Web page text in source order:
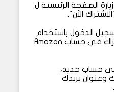
الصفحة الرئيسية ل
الدخول باستخدام
حساب Amazon حالي أو الاشتراك في حساب Amazon
حساب جديد،
وعنوان بريدك